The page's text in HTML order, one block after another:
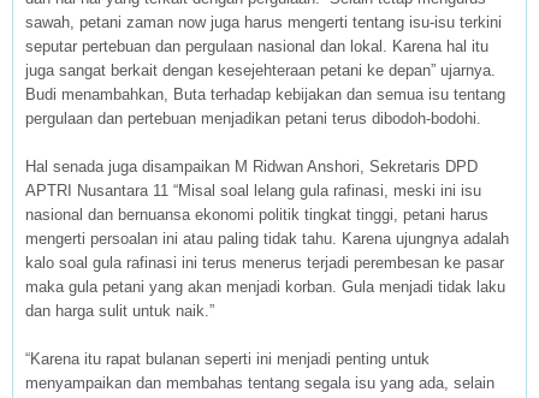
sawah, petani zaman now juga harus mengerti tentang isu-isu terkini
seputar pertebuan dan pergulaan nasional dan lokal. Karena hal itu
juga sangat berkait dengan kesejehteraan petani ke depan” ujarnya.
Budi menambahkan, Buta terhadap kebijakan dan semua isu tentang
pergulaan dan pertebuan menjadikan petani terus dibodoh-bodohi.
Hal senada juga disampaikan M Ridwan Anshori, Sekretaris DPD
APTRI Nusantara 11 “Misal soal lelang gula rafinasi, meski ini isu
nasional dan bernuansa ekonomi politik tingkat tinggi, petani harus
mengerti persoalan ini atau paling tidak tahu. Karena ujungnya adalah
kalo soal gula rafinasi ini terus menerus terjadi perembesan ke pasar
maka gula petani yang akan menjadi korban. Gula menjadi tidak laku
dan harga sulit untuk naik.”
“Karena itu rapat bulanan seperti ini menjadi penting untuk
menyampaikan dan membahas tentang segala isu yang ada, selain